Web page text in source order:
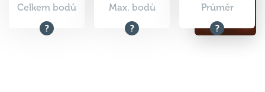
Celkem bodů Max. bodů Průměr